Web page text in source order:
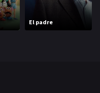
El padre